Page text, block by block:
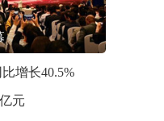
增长40.5%
元